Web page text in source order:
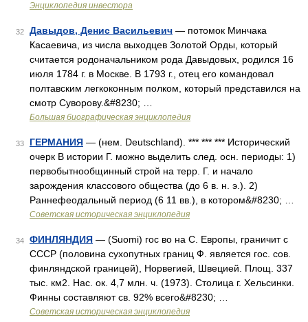
Энциклопедия инвестора
32 Давыдов, Денис Васильевич — потомок Минчака
Касаевича, из числа выходцев Золотой Орды, который
считается родоначальником рода Давыдовых, родился 16
июля 1784 г. в Москве. В 1793 г., отец его командовал
полтавским легкоконным полком, который представился на
смотр Суворову.&#8230; …
Большая биографическая энциклопедия
33 ГЕРМАНИЯ — (нем. Deutschland). *** *** *** Исторический
очерк В истории Г. можно выделить след. осн. периоды: 1)
первобытнообщинный строй на терр. Г. и начало
зарождения классового общества (до 6 в. н. э.). 2)
Раннефеодальный период (6 11 вв.), в котором&#8230; …
Советская историческая энциклопедия
34 ФИНЛЯНДИЯ — (Suomi) гос во на С. Европы, граничит с
СССР (половина сухопутных границ Ф. является гос. сов.
финляндской границей), Норвегией, Швецией. Площ. 337
тыс. км2. Нас. ок. 4,7 млн. ч. (1973). Столица г. Хельсинки.
Финны составляют св. 92% всего&#8230; …
Советская историческая энциклопедия